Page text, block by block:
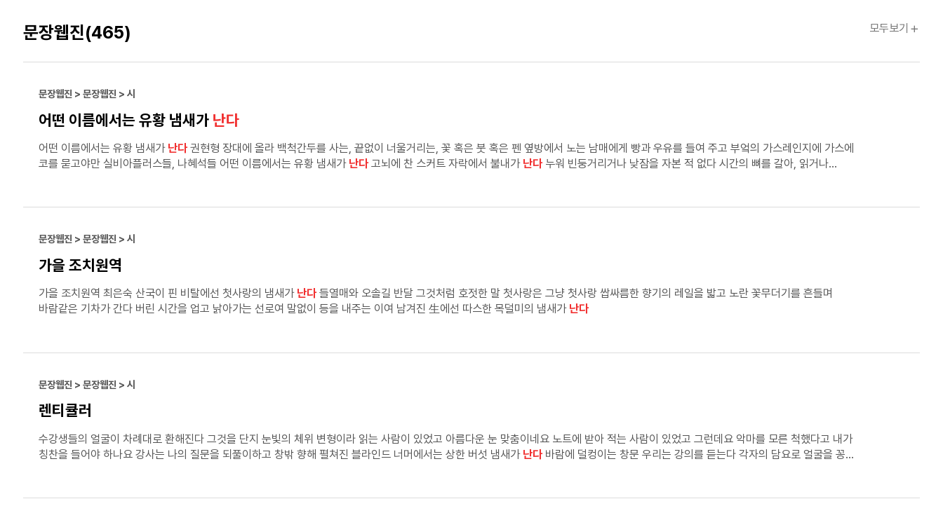
문장웹진(465)
문장웹진 > 문장웹진 > 시
어떤 이름에서는 유황 냄새가 난다
어떤 이름에서는 유황 냄새가 난다권현형 장대에 올라 백척간두를 사는, 끝없이 너울거리는, 꽃 혹은 붓 혹은 펜 옆방에서 노는 남매에게 빵과 우유를 들여 주고 부엌의 가스레인지에 가스에
코를 묻고야만 실비아플러스들, 나혜석들 어떤 이름에서는 유황 냄새가 난다 고뇌에 찬 스커트 자락에서 불내가 난다누워 빈둥거리거나 낮잠을 자본 적 없다 시간의 뼈를 갈아, 읽거나
속으로 꽃이 만발한 그림 속으로 걸어 들어갔다
문장웹진 > 문장웹진 > 시
가을 조치원역
가을 조치원역 최은숙 산국이 핀 비탈에선 첫사랑의 냄새가 난다들열매와 오솔길 반달 그것처럼 호젓한 말 첫사랑은 그냥 첫사랑 쌉싸름한 향기의 레일을 밟고 노란 꽃무더기를 흔들며
바람같은 기차가 간다 버린 시간을 업고 낡아가는 선로여 말없이 등을 내주는 이여 남겨진 生에선 따스한 목덜미의 냄새가 난다
문장웹진 > 문장웹진 > 시
렌티큘러
수강생들의 얼굴이 차례대로 환해진다 그것을 단지 눈빛의 체위 변형이라 읽는 사람이 있었고 아름다운 눈 맞춤이네요 노트에 받아 적는 사람이 있었고 그런데요 악마를 모른 척했다고 내가
칭찬을 들어야 하나요 강사는 나의 질문을 되풀이하고 창밖 향해 펼쳐진 블라인드 너머에서는 상한 버섯 냄새가 난다바람에 덜컹이는 창문 우리는 강의를 듣는다 각자의 담요로 얼굴을 꽁꽁
문장웹진
모두보기